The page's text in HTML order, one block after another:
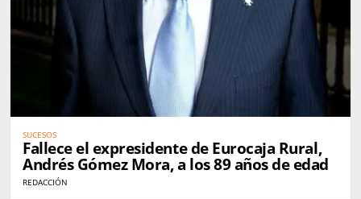
SUCESOS
Fallece el expresidente de Eurocaja Rural,
Andrés Gómez Mora, a los 89 años de edad
REDACCIÓN